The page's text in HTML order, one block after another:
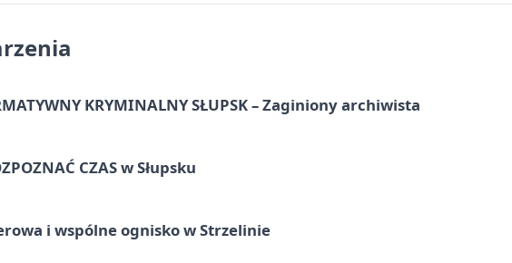
KRYMINALNY SŁUPSK – Zaginiony archiwista
CZAS w Słupsku
i wspólne ognisko w Strzelinie